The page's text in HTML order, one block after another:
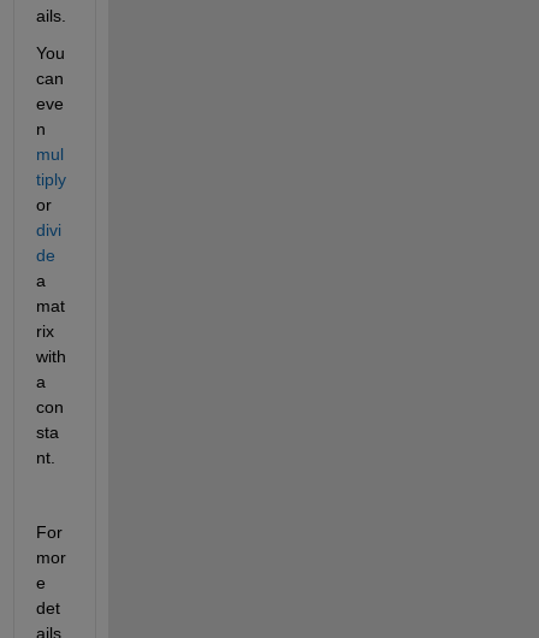
ails.
You
can
eve
n
mul
tiply
or
divi
de
a
mat
rix
with
a
con
sta
nt.
For
mor
e
det
ails